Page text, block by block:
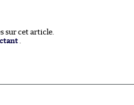
sur cet article.